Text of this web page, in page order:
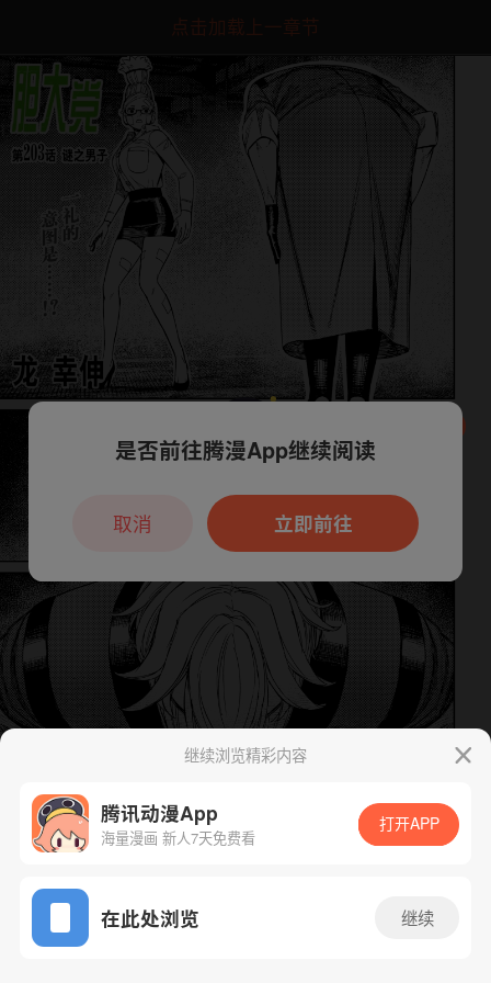
点击加载上一章节
App免费看
下一话 腾漫App免费看
继续浏览精彩内容
腾讯动漫App
海量漫画 新人7天免费看
打开APP
在此处浏览 继续
本章节仅支持App阅读，可打开App新用
户7天免费看
是否前往腾漫App继续阅读
立即前往
取消